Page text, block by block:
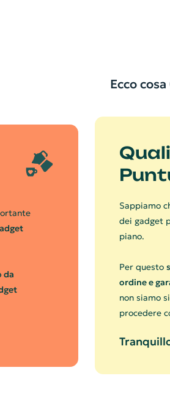
Ecco
da
Sappiamo
dei gadget
piano.
Per questo
ordine e
non siamo
procedere